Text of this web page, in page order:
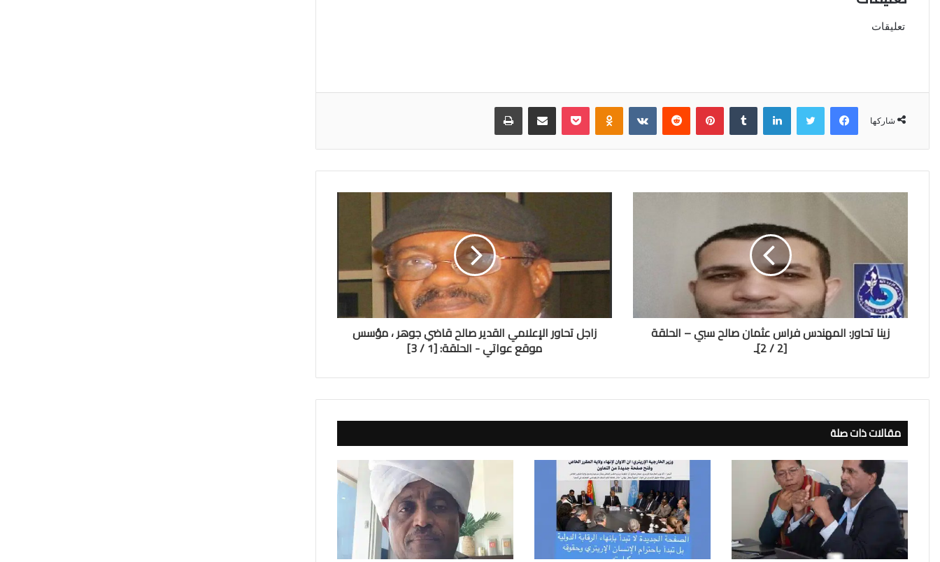
تعليقات
شاركها
فيسبوك لينكدإن بينتيريست بوكيت
زينا تحاور: المهندس فراس عثمان صالح سبي – الحلقة
[2 / 2]ـ
زاجل تحاور الإعلامي القدير صالح قاضي جوهر ، مؤسس
موقع عواتي - الحلقة: [1 / 3]
مقالات ذات صلة